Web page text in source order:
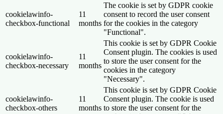
cookielawinfo-
checkbox-functional
11
months
The cookie is set by GDPR cookie
consent to record the user consent
for the cookies in the category
"Functional".
cookielawinfo-
checkbox-necessary
11
months
This cookie is set by GDPR Cookie
Consent plugin. The cookies is used
to store the user consent for the
cookies in the category
"Necessary".
cookielawinfo-
checkbox-others
11
months
This cookie is set by GDPR Cookie
Consent plugin. The cookie is used
to store the user consent for the